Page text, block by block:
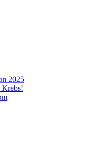
2025
Krebs!